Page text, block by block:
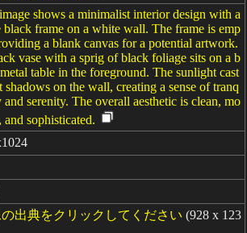
shows a minimalist interior design with a
black frame on a white wall. The frame is emp
a blank canvas for a potential artwork.
vase with a sprig of black foliage sits on a b
table in the foreground. The sunlight cast
shadows on the wall, creating a sense of tranq
serenity. The overall aesthetic is clean, mo
and sophisticated.
出典をクリックしてください (928 x 123